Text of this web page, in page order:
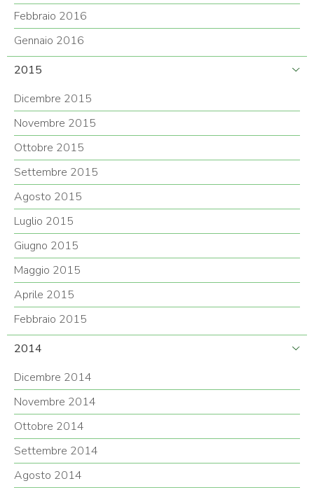
Febbraio 2016
Gennaio 2016
2015
Dicembre 2015
Novembre 2015
Ottobre 2015
Settembre 2015
Agosto 2015
Luglio 2015
Giugno 2015
Maggio 2015
Aprile 2015
Febbraio 2015
2014
Dicembre 2014
Novembre 2014
Ottobre 2014
Settembre 2014
Agosto 2014